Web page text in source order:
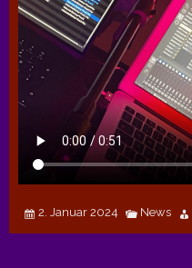
2. Januar 2024 News